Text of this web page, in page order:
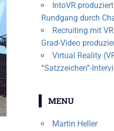
IntoVR
Rundgang durch
Recruiting mit
Grad-Video
Virtual Reality
“Satzzeichen”-
MENU
Martin Heller